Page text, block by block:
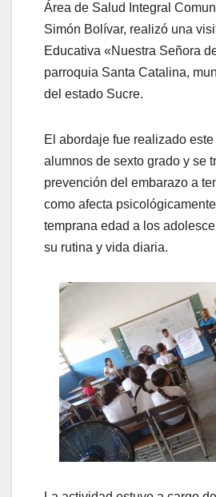
Área de Salud Integral
Simón Bolívar, realizó una
Educativa «Nuestra Señora
parroquia Santa Catalina,
del estado Sucre.
El abordaje fue realizado
alumnos de sexto grado y se
prevención del embarazo a
como afecta
temprana edad a los
su rutina y vida diaria.